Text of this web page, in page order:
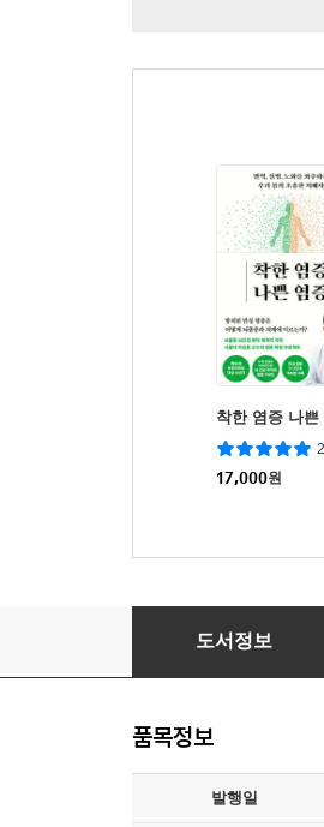
착한 염증 나쁜
17,000원
팝콘 인문학 수업
도서정보
품목정보
발행일